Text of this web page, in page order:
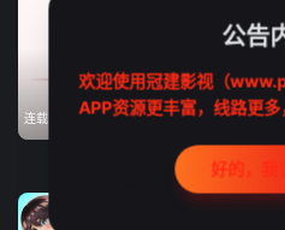
连载中, 每周二、周五09:00更新 更新第
神之水滴
公告
欢迎使用冠建影视（
APP资源更丰富，线路更
好的，我